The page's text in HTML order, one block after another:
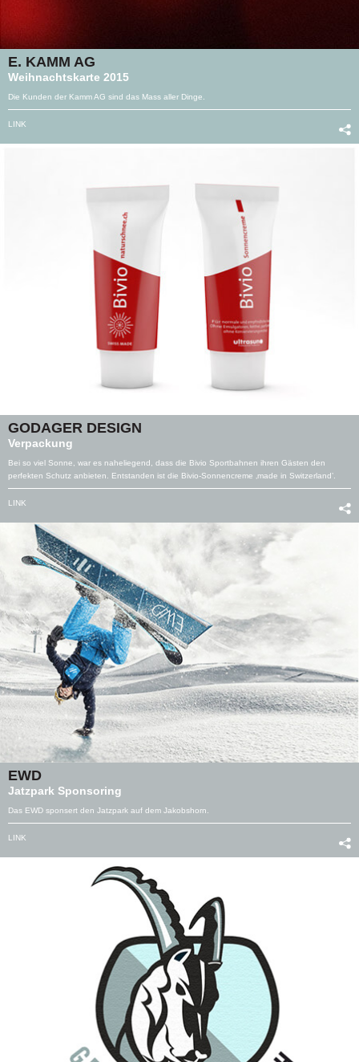
E. KAMM AG
Weihnachtskarte 2015
Die Kunden der Kamm AG sind das Mass aller Dinge.
LINK
GODAGER DESIGN
Verpackung
Bei so viel Sonne, war es naheliegend, dass die Bivio Sportbahnen ihren Gästen den
perfekten Schutz anbieten. Entstanden ist die Bivio-Sonnencreme ‚made in Switzerland’.
LINK
EWD
Jatzpark Sponsoring
Das EWD sponsert den Jatzpark auf dem Jakobshorn.
LINK